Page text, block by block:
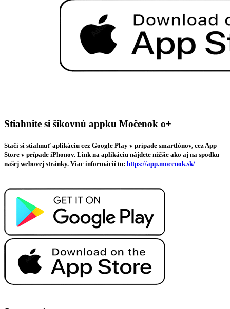
Stiahnite si šikovnú appku Močenok o+
Stačí si stiahnuť aplikáciu cez Google Play v prípade smartfónov, cez App
Store v prípade iPhonov. Link na aplikáciu nájdete nižšie ako aj na spodku
našej webovej stránky. Viac informácií tu: https://app.mocenok.sk/